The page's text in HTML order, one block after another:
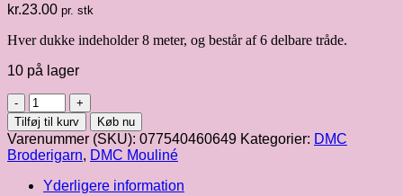
kr.23.00 pr. stk
Hver dukke indeholder 8 meter, og består af 6 delbare tråde.
10 på lager
DMC
mouliné
8m,
fv.
349
antal
Tilføj til kurv Køb nu
Varenummer (SKU): 077540460649 Kategorier: DMC
Broderigarn, DMC Mouliné
Yderligere information